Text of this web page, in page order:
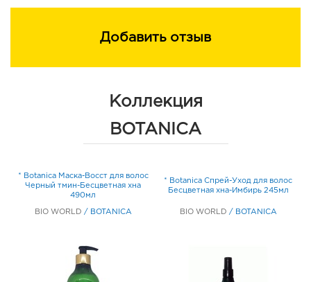
Добавить отзыв
Коллекция
BOTANICA
* Botanica Маска-Восст для волос
Черный тмин-Бесцветная хна
490мл
BIO WORLD / BOTANICA
* Botanica Спрей-Уход для волос
Бесцветная хна-Имбирь 245мл
BIO WORLD / BOTANICA